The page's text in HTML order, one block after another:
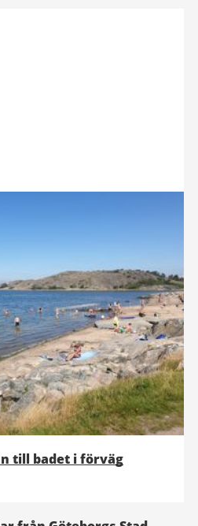
till badet i förväg